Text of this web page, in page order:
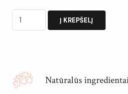
produkto
kiekis:
mišinys
SALDŽIAM
Į KREPŠELĮ
Natūralūs